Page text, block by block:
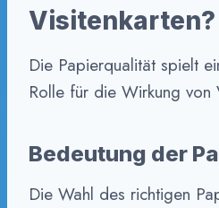
Visitenkarten?
Die Papierqualität spielt
Rolle für die Wirkung von
Bedeutung der
Die Wahl des richtigen